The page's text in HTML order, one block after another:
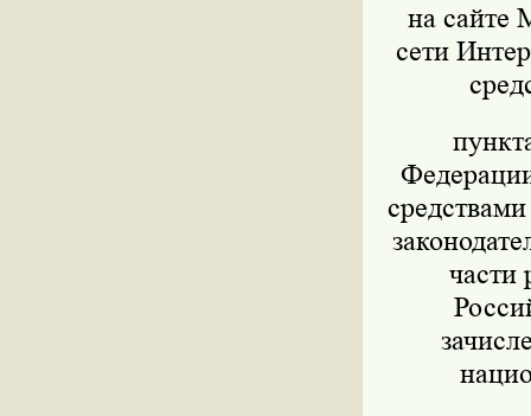
на сайте
сети
части